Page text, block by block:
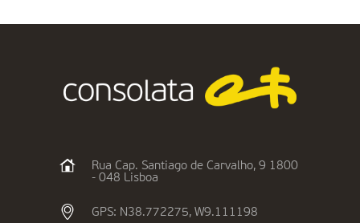
Rua Cap. Santiago de Carvalho, 9 1800
- 048 Lisboa
GPS: N38.772275, W9.111198